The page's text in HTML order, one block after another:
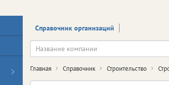
Справочник организаций
Главная Справочник Строительство